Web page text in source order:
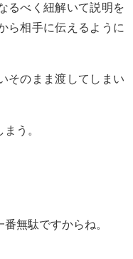
るべく紐解いて説明を
ら相手に伝えるように
そのまま渡してしまい
う。
無駄ですからね。